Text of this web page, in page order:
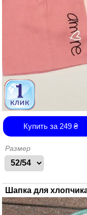
Купить за 249₴
Размер
Шапка для